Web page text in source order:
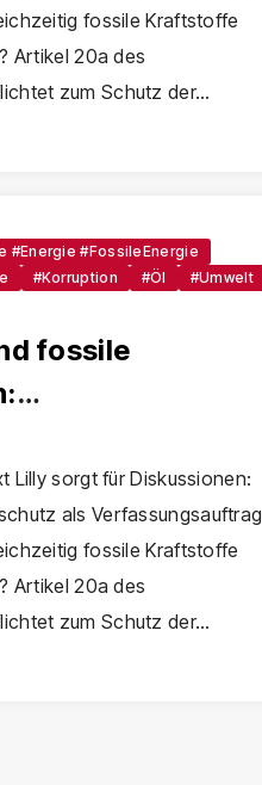
fossile Kraftstoffe
Artikel 20a des
zum Schutz der…
#Energie #FossileEnergie
#Korruption #Öl
#Umwelt
fossile
Lilly sorgt für Diskussionen:
als Verfassungsauftrag
fossile Kraftstoffe
Artikel 20a des
zum Schutz der…